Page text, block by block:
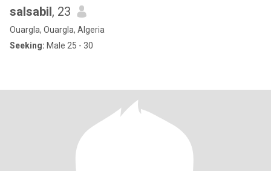
salsabil, 23
Ouargla, Ouargla, Algeria
Seeking: Male 25 - 30